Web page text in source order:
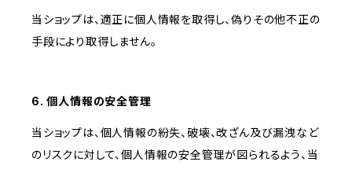
当ショップは、適正に個人情報を取得し、偽りその他不正の
手段により取得しません。
6. 個人情報の安全管理
当ショップは、個人情報の紛失、破壊、改ざん及び漏洩など
のリスクに対して、個人情報の安全管理が図られるよう、当